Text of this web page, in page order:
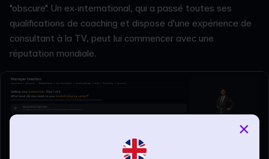
"obscure". Un ex-international, qui a passé toutes ses
qualifications de coaching et dispose d'une expérience de
consultant à la TV, peut lui commencer avec une
réputation mondiale.
×